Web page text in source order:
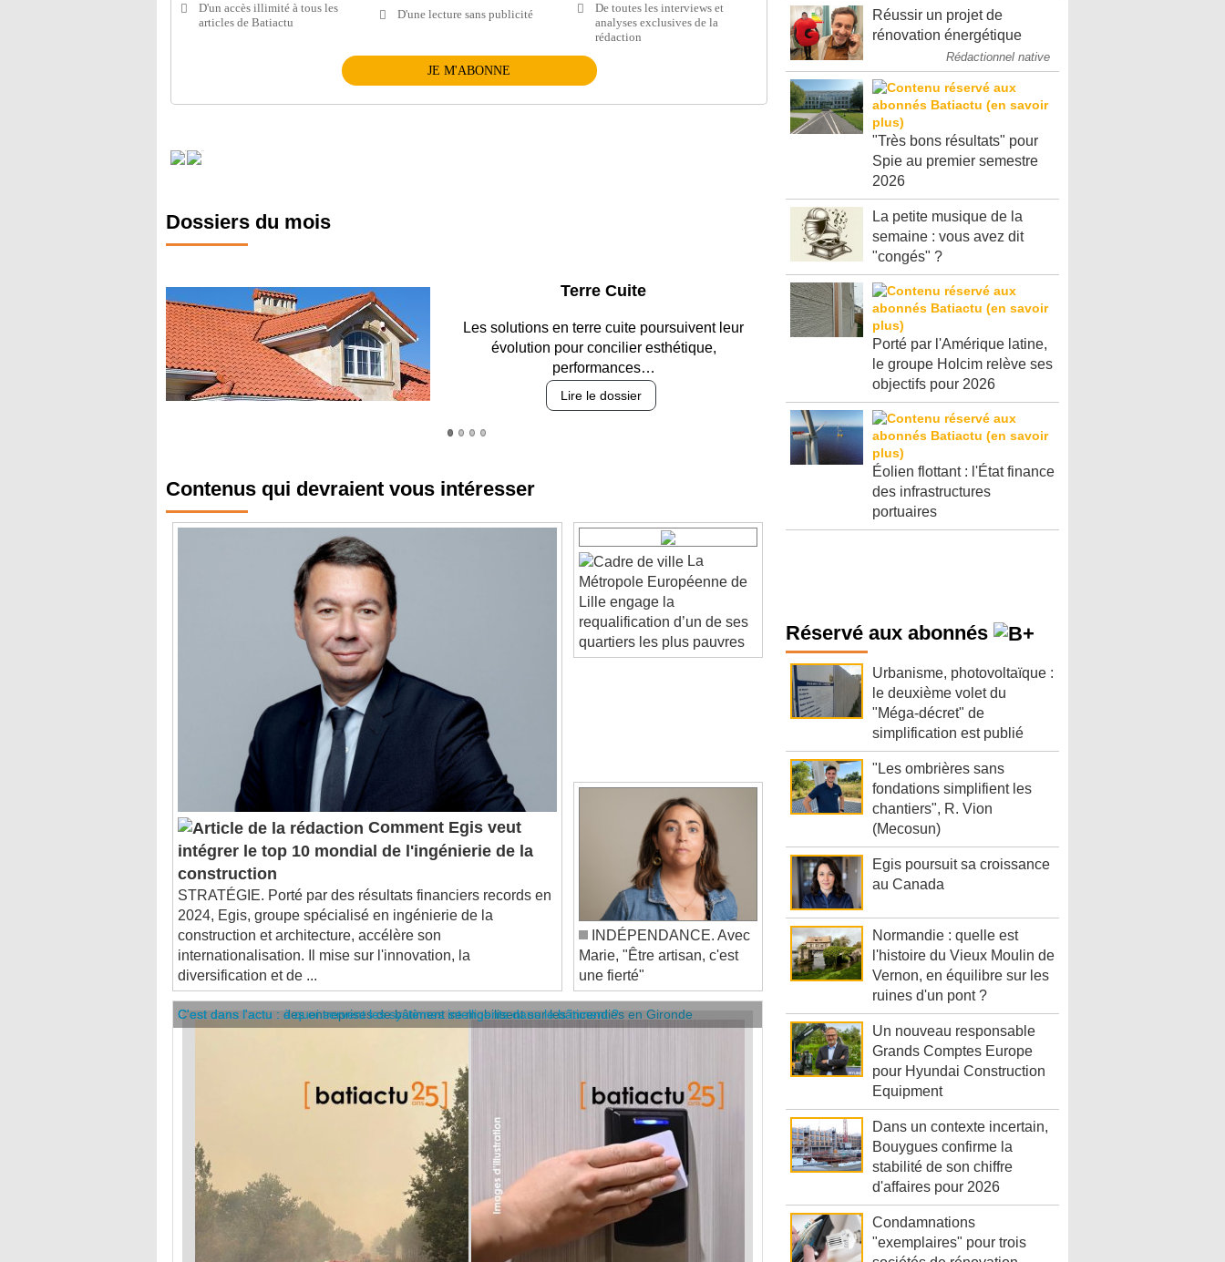
D'un accès illimité à tous les
articles de Batiactu
D'une lecture sans publicité
De toutes les interviews et
analyses exclusives de la
rédaction
JE M'ABONNE
Dossiers du mois
Parking et garages
Entre circulation, sécurisation des accès, durabilité
des revêtements et intégration…
Lire le dossier
Comment Egis veut
intégrer le top 10 mondial de l'ingénierie de la
construction
STRATÉGIE. Porté par des résultats financiers records en
2024, Egis, groupe spécialisé en ingénierie de la
construction et architecture, accélère son
internationalisation. Il mise sur l'innovation, la
diversification et de ...
Métropole Européenne de
Lille engage la
requalification d’un de ses
quartiers les plus pauvres
INDÉPENDANCE. Avec
Marie, "Être artisan, c'est
une fierté"
C'est dans l'actu : des entreprises de bâtiment se mobilisent sur les incendies en Gironde
C'est dans l'actu : à quoi servent les systèmes intelligents dans le bâtiment ?
Réussir un projet de
rénovation énergétique
Rédactionnel native
"Très bons résultats" pour
Spie au premier semestre
2026
La petite musique de la
semaine : vous avez dit
"congés" ?
Porté par l'Amérique latine,
le groupe Holcim relève ses
objectifs pour 2026
Éolien flottant : l'État finance
des infrastructures
portuaires
Réservé aux abonnés
Urbanisme, photovoltaïque :
le deuxième volet du
"Méga-décret" de
simplification est publié
"Les ombrières sans
fondations simplifient les
chantiers", R. Vion
(Mecosun)
Egis poursuit sa croissance
au Canada
Normandie : quelle est
l'histoire du Vieux Moulin de
Vernon, en équilibre sur les
ruines d'un pont ?
Un nouveau responsable
Grands Comptes Europe
pour Hyundai Construction
Equipment
Dans un contexte incertain,
Bouygues confirme la
stabilité de son chiffre
d'affaires pour 2026
Condamnations
"exemplaires" pour trois